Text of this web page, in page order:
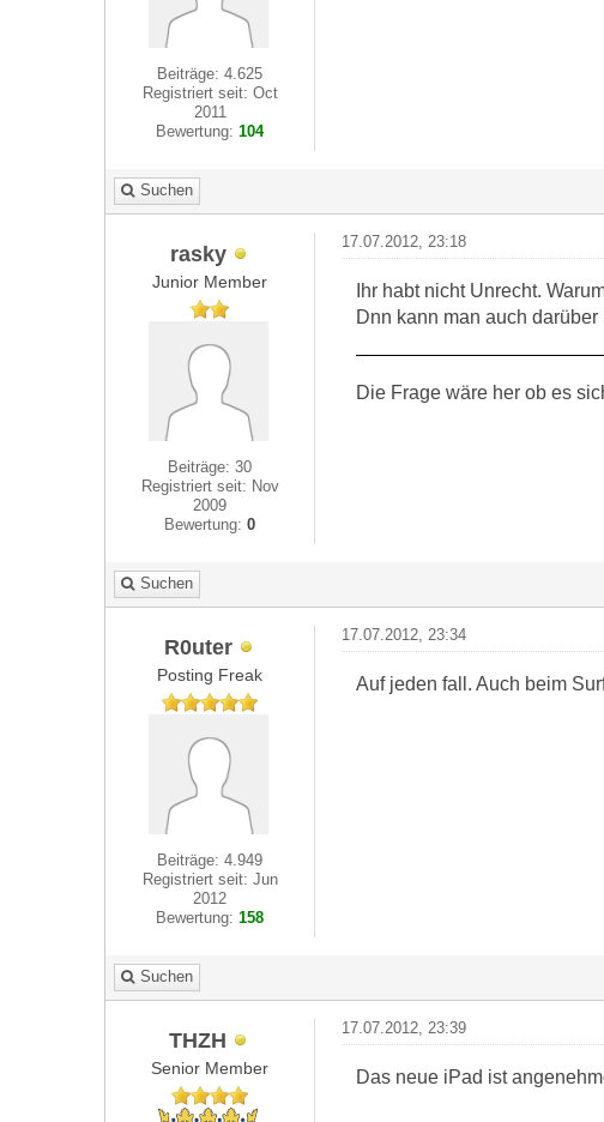
Beiträge: 4.625
Registriert seit: Oct
2011
Bewertung:104
Suchen
rasky
Junior Member
Beiträge: 30
Registriert seit: Nov
2009
Bewertung:0
17.07.2012, 23:18
Ihr habt nicht Unrecht.
Dnn kann man auch
Die Frage wäre her ob es
Suchen
R0uter
Posting Freak
Beiträge: 4.949
Registriert seit: Jun
2012
Bewertung:158
17.07.2012, 23:34
Auf jeden fall. Auch beim
Suchen
THZH
Senior Member
17.07.2012, 23:39
Das neue iPad ist